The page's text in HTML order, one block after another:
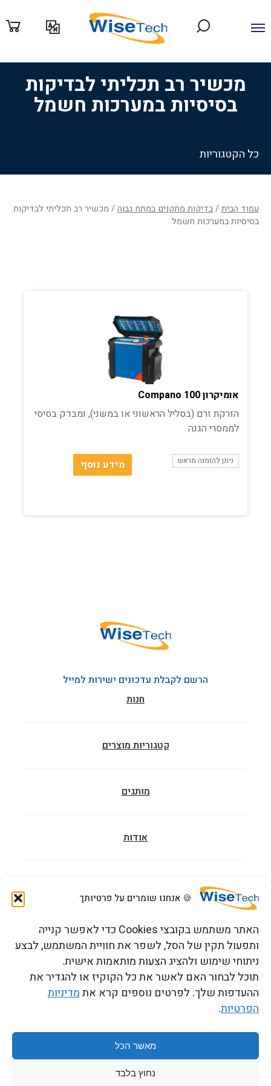
🍪 אנחנו שומרים על פרטיותך
האתר משתמש בקובצי Cookies כדי לאפשר קנייה
ותפעול תקין של הסל, לשפר את חוויית המשתמש, לבצע
ניתוחי שימוש ולהציג הצעות מותאמות אישית.
תוכל לבחור האם לאשר את כל הקוקיז או להגדיר את
ההעדפות שלך. לפרטים נוספים קרא אתמדיניות
הפרטיות.
מאשר הכל
נחוץ בלבד
לתוכן
מכשיר רב תכליתי לבדיקות
בסיסיות במערכות חשמל
כל הקטגוריות
עמוד הבית/בדיקות מתקנים במתח גבוה/ מכשיר רב תכליתי לבדיקות
בסיסיות במערכות חשמל
אומיקרון Compano 100
הזרקת זרם (בסליל הראשוני או במשני), ומבדק בסיסי
לממסרי הגנה
ניתן להזמנה מראש מידע נוסף
הרשם לקבלת עדכונים ישירות למייל
חנות
קטגוריות מוצרים
מותגים
אודות
הדרכות וקורסים
צור קשר
כתובתנו: רחוב העמל 13 כניסה A, קומה 2, פארק אפק
ראש העין 4809234 ישראל